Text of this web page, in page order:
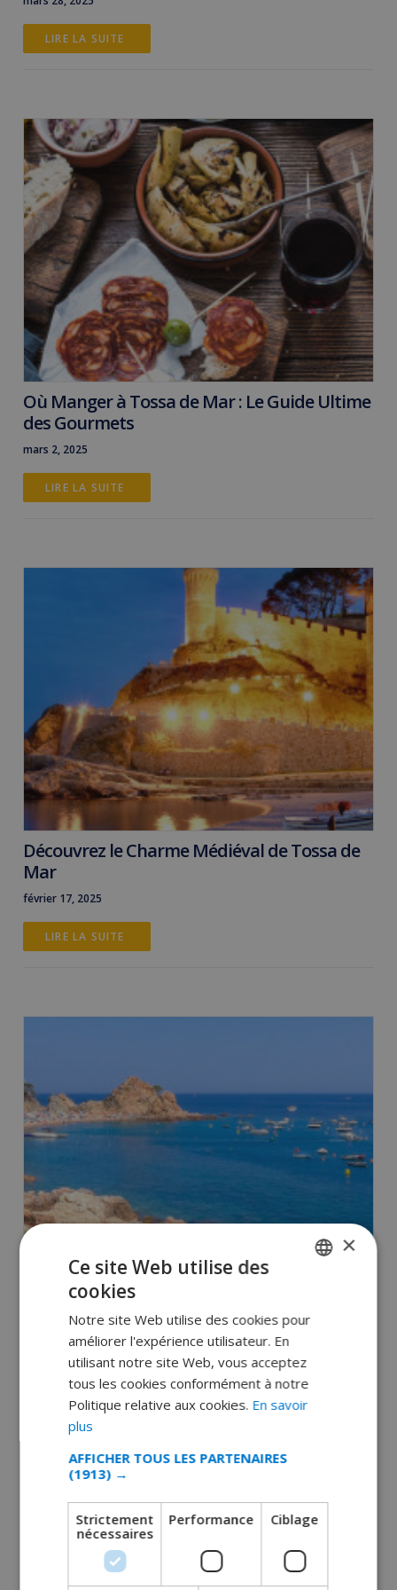
LIRE LA SUITE
Où Manger à Tossa de Mar : Le Guide Ultime
des Gourmets
mars 2, 2025
LIRE LA SUITE
Découvrez le Charme Médiéval de Tossa de
Mar
février 17, 2025
LIRE LA SUITE
Les Plages de Tossa de Mar : Laquelle Est
Faite pour Vous ?
janvier 22, 2025
LIRE LA SUITE
DUTCH
SPANISH
GERMAN
DANISH
×
Ce site Web utilise des
cookies
Notre site Web utilise des cookies pour
améliorer l'expérience utilisateur. En
utilisant notre site Web, vous acceptez
tous les cookies conformément à notre
Politique relative aux cookies. En savoir
plus
AFFICHER TOUS LES PARTENAIRES
(1913) →
Strictement
nécessaires
Performance Ciblage